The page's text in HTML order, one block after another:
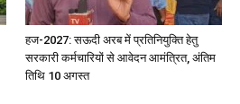
हज-2027: सऊदी अरब में प्रतिनियुक्ति हेतु
सरकारी कर्मचारियों से आवेदन आमंत्रित, अंतिम
तिथि 10 अगस्त